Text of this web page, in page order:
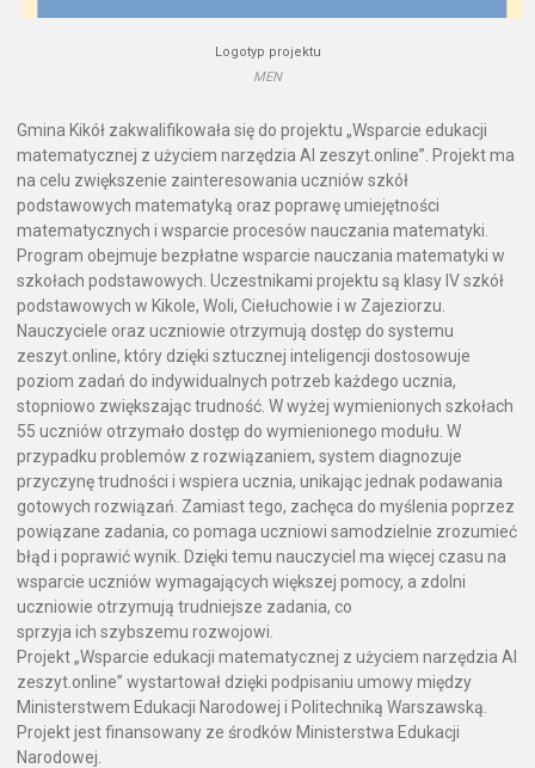
Logotyp projektu
MEN
Gmina Kikół zakwalifikowała się do projektu „Wsparcie edukacji
matematycznej z użyciem narzędzia AI zeszyt.online”. Projekt ma
na celu zwiększenie zainteresowania uczniów szkół
podstawowych matematyką oraz poprawę umiejętności
matematycznych i wsparcie procesów nauczania matematyki.
Program obejmuje bezpłatne wsparcie nauczania matematyki w
szkołach podstawowych. Uczestnikami projektu są klasy IV szkół
podstawowych w Kikole, Woli, Ciełuchowie i w Zajeziorzu.
Nauczyciele oraz uczniowie otrzymują dostęp do systemu
zeszyt.online, który dzięki sztucznej inteligencji dostosowuje
poziom zadań do indywidualnych potrzeb każdego ucznia,
stopniowo zwiększając trudność. W wyżej wymienionych szkołach
55 uczniów otrzymało dostęp do wymienionego modułu. W
przypadku problemów z rozwiązaniem, system diagnozuje
przyczynę trudności i wspiera ucznia, unikając jednak podawania
gotowych rozwiązań. Zamiast tego, zachęca do myślenia poprzez
powiązane zadania, co pomaga uczniowi samodzielnie zrozumieć
błąd i poprawić wynik. Dzięki temu nauczyciel ma więcej czasu na
wsparcie uczniów wymagających większej pomocy, a zdolni
uczniowie otrzymują trudniejsze zadania, co
sprzyja ich szybszemu rozwojowi.
Projekt „Wsparcie edukacji matematycznej z użyciem narzędzia AI
zeszyt.online” wystartował dzięki podpisaniu umowy między
Ministerstwem Edukacji Narodowej i Politechniką Warszawską.
Projekt jest finansowany ze środków Ministerstwa Edukacji
Narodowej.